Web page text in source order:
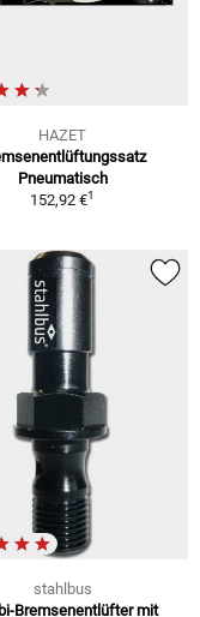
HAZET
Pneumatisch
152,92 €1
stahlbus
Bremsenentlüfter mit